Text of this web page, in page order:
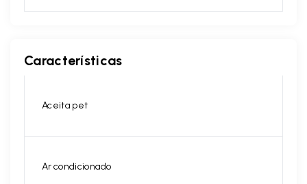
Características
Aceita pet
Ar condicionado